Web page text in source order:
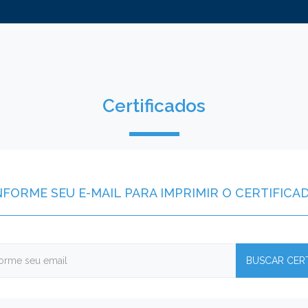
Certificados
SEU E-MAIL PARA IMPRIMIR O